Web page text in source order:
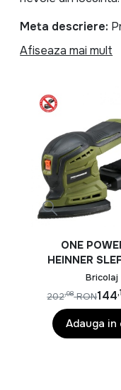
Meta descriere:
prelungitor, aparat
HEINNER
Bucatarie
Indiferent daca
tavi, cutit,
ideale pentru
Unelte si
si aparat de
orice gospodarie.
Produse
Alege solutii
Produsele sunt
Afiseaza mai mult
ONE
HEINNER
18V 1200 OPM
BATERIE
Bricolaj
144
202,98 RON
Adauga in